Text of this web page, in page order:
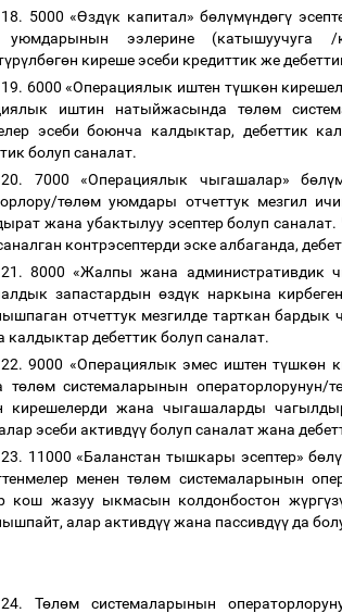
18. 5000 «Өздүк капитал» бөлүмүндөгү
ээлерине (катышуучуга /
үрүлбөгөн киреше эсеби кредиттик же
19. 6000 «Операциялык иштен түшкөн
иштин натыйжасында төлөм
эсеби боюнча калдыктар, дебеттик
болуп саналат.
20. 7000 «Операциялык чыгашалар» бөлү
төлөм уюмдары отчеттук мезгил
жана убактылуу эсептер болуп саналат.
контрэсептерди эске албаганда,
21. 8000 «Жалпы жана административдик
запастардын өздүк наркына
отчеттук мезгилде тарткан
калдыктар дебеттик болуп саналат.
22. 9000 «Операциялык эмес иштен түшкөн
төлөм системаларынын операторлорунун/т
кирешелерди жана чыгашаларды
эсеби активдүүболуп саналат жана
23. 11000 «Баланстан тышкары эсептер» бөлү
менен төлөм системаларынын
кош жазуу ыкмасын колдонбостон жүргүз
алар активдүүжана пассивдүү да
24. Төлөм системаларынын